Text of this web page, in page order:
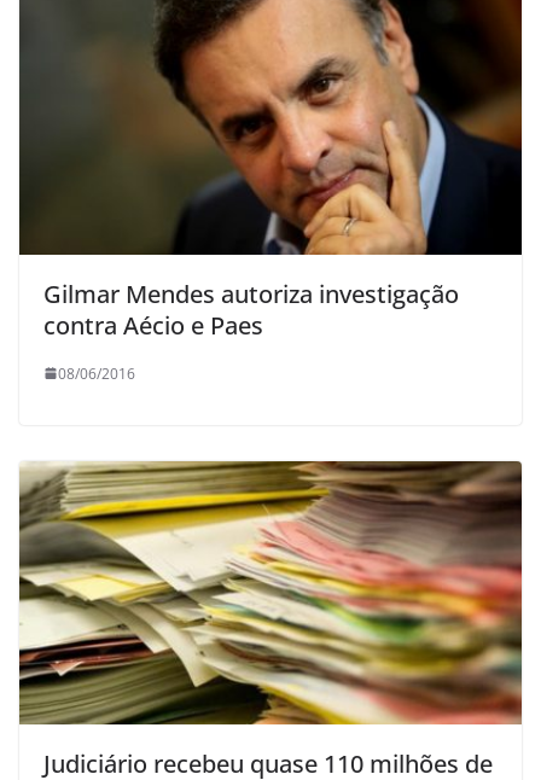
Gilmar Mendes autoriza investigação
contra Aécio e Paes
08/06/2016
Judiciário recebeu quase 110 milhões de